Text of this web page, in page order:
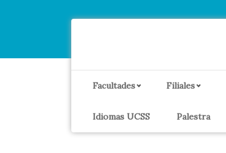
Facultades Filiales
Idiomas UCSS Palestra